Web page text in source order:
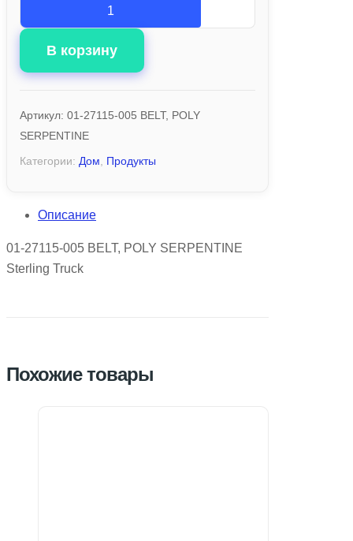
В корзину
Артикул: 01-27115-005 BELT, POLY
SERPENTINE
Категории: Дом Продукты
Описание
01-27115-005 BELT, POLY SERPENTINE
Sterling Truck
Похожие товары